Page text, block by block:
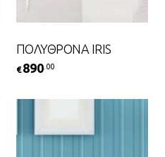
ΠΟΛΥΘΡΟΝΑ IRIS
€ 890 .00